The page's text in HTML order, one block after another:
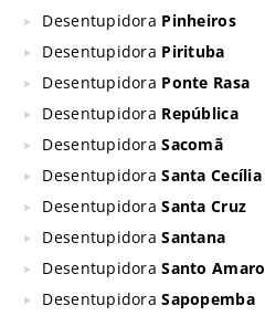
Desentupidora Pinheiros
Desentupidora Pirituba
Desentupidora Ponte Rasa
Desentupidora República
DesentupidoraSacomã
DesentupidoraSanta Cecília
DesentupidoraSanta Cruz
DesentupidoraSantana
DesentupidoraSanto Amaro
DesentupidoraSapopemba